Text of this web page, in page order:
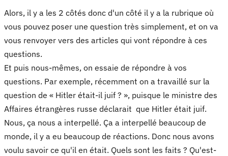
Alors, il y a les 2 côtés donc d'un côté il y a la rubrique où
vous pouvez poser une question très simplement, et on va
vous renvoyer vers des articles qui vont répondre à ces
questions.
Et puis nous-mêmes, on essaie de répondre à vos
questions. Par exemple, récemment on a travaillé sur la
question de « Hitler était-il juif ? », puisque le ministre des
Affaires étrangères russe déclarait que Hitler était juif.
Nous, ça nous a interpellé. Ça a interpellé beaucoup de
monde, il y a eu beaucoup de réactions. Donc nous avons
voulu savoir ce qu'il en était. Quels sont les faits ? Qu'est-